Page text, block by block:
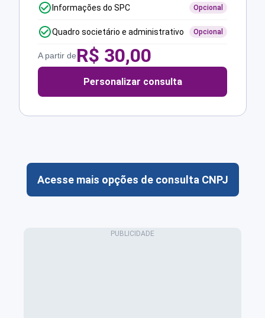
Informações do SPC Opcional
Quadro societário e administrativo Opcional
A partir deR$ 30,00
Personalizar consulta
Acesse mais opções de consulta CNPJ